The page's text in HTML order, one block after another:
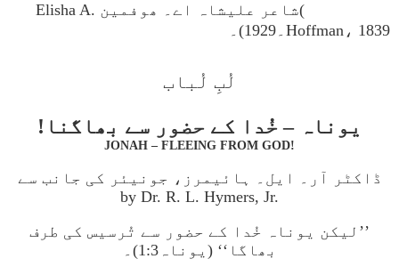
)شاعر علیشاہ اے۔ ھوفمین Elisha A.
Hoffman، 1839۔1929)۔
لُبِ لُباب
یوناہ – خُدا کے حضور سے بھاگنا!
JONAH – FLEEING FROM GOD!
ڈاکٹر آر۔ ایل۔ ہائیمرز، جونیئر کی جانب سے
by Dr. R. L. Hymers, Jr.
’’لیکن یوناہ خُدا کے حضور سے تُرسیس کی طرف
بھاگا‘‘ (یوناہ1:3)۔